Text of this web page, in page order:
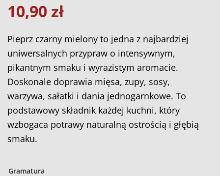
10,90 zł
Pieprz czarny mielony to jedna z najbardziej
uniwersalnych przypraw o intensywnym,
pikantnym smaku i wyrazistym aromacie.
Doskonale doprawia mięsa, zupy, sosy,
warzywa, sałatki i dania jednogarnkowe. To
podstawowy składnik każdej kuchni, który
wzbogaca potrawy naturalną ostrością i głębią
smaku.
Gramatura